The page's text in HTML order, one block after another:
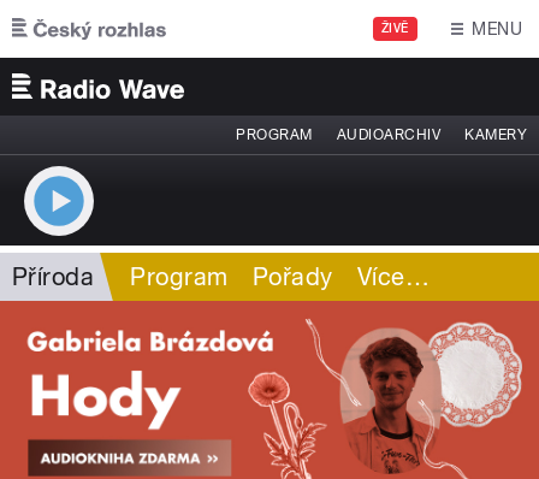
Přejít k hlavnímu obsahu
ŽIVĚ MENU
PROGRAM AUDIOARCHIV KAMERY
Příroda Program Pořady Více…